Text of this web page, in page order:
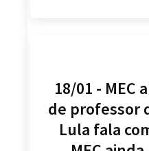
18/01 - MEC
de professor
Lula fala